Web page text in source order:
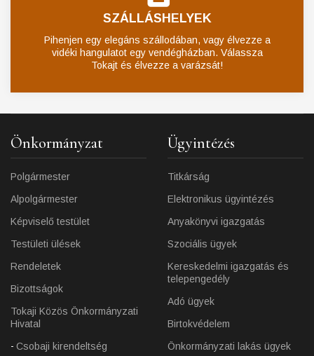
SZÁLLÁSHELYEK
Pihenjen egy elegáns szállodában, vagy élvezze a
vidéki hangulatot egy vendégházban. Válassza
Tokajt és élvezze a varázsát!
Önkormányzat
Polgármester
Alpolgármester
Képviselő testület
Testületi ülések
Rendeletek
Bizottságok
Tokaji Közös Önkormányzati
Hivatal
Csobaji kirendeltség
Ügyintézés
Titkárság
Elektronikus ügyintézés
Anyakönyvi igazgatás
Szociális ügyek
Kereskedelmi igazgatás és
telepengedély
Adó ügyek
Birtokvédelem
Önkormányzati lakás ügyek